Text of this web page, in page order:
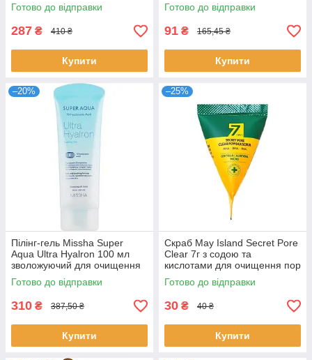
Готово до відправки
287 ₴ 410 ₴
Купити
Готово до відправки
91 ₴ 165,45 ₴
Купити
–20%
Пілінг-гель Missha Super
Aqua Ultra Hyalron 100 мл
зволожуючий для очищення
та оновлення шкіри Міша
Готово до відправки
310 ₴ 387,50 ₴
Купити
–25%
Скраб May Island Secret Pore
Clear 7г з содою та
кислотами для очищення пор
від пігментації Мей Айленд
Готово до відправки
30 ₴ 40 ₴
Купити